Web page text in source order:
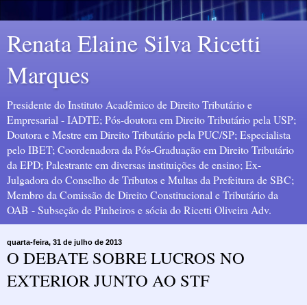
Renata Elaine Silva Ricetti
Marques
Presidente do Instituto Acadêmico de Direito Tributário e
Empresarial - IADTE; Pós-doutora em Direito Tributário pela USP;
Doutora e Mestre em Direito Tributário pela PUC/SP; Especialista
pelo IBET; Coordenadora da Pós-Graduação em Direito Tributário
da EPD; Palestrante em diversas instituições de ensino; Ex-
Julgadora do Conselho de Tributos e Multas da Prefeitura de SBC;
Membro da Comissão de Direito Constitucional e Tributário da
OAB - Subseção de Pinheiros e sócia do Ricetti Oliveira Adv.
quarta-feira, 31 de julho de 2013
O DEBATE SOBRE LUCROS NO
EXTERIOR JUNTO AO STF